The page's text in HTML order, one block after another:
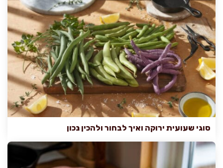
סוגי שעועית ירוקה ואיך לבחור ולהכין נכון